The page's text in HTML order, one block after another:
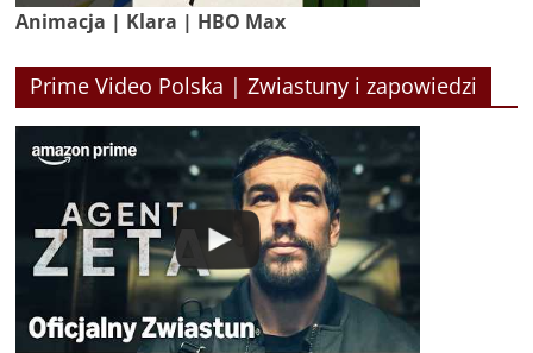
Animacja | Klara | HBO Max
Prime Video Polska | Zwiastuny i zapowiedzi